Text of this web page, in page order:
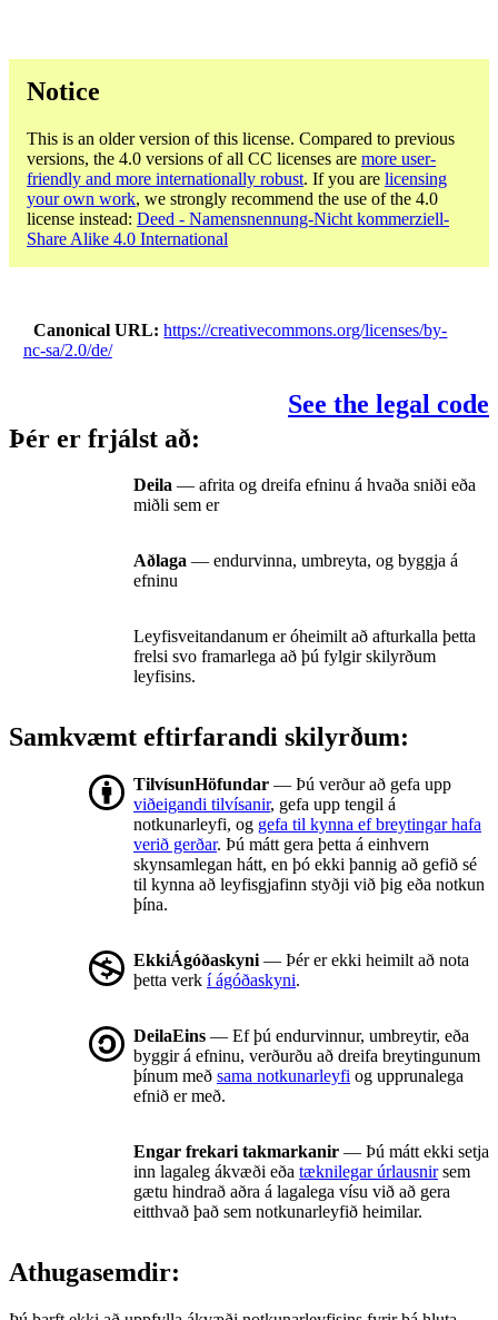
Notice
This is an older version of this license. Compared to previous
versions, the 4.0 versions of all CC licenses are more user-
friendly and more internationally robust. If you are licensing
your own work, we strongly recommend the use of the 4.0
license instead: Deed - Namensnennung-Nicht kommerziell-
Share Alike 4.0 International
Canonical URL
https://creativecommons.org/licenses/by-
nc-sa/2.0/de/
See the legal code
Þér er frjálst að:
Deila — afrita og dreifa efninu á hvaða sniði eða
miðli sem er
Aðlaga — endurvinna, umbreyta, og byggja á
efninu
Leyfisveitandanum er óheimilt að afturkalla þetta
frelsi svo framarlega að þú fylgir skilyrðum
leyfisins.
Samkvæmt eftirfarandi skilyrðum:
TilvísunHöfundar — Þú verður að gefa upp
viðeigandi tilvísanir, gefa upp tengil á
notkunarleyfi, og gefa til kynna ef breytingar hafa
verið gerðar. Þú mátt gera þetta á einhvern
skynsamlegan hátt, en þó ekki þannig að gefið sé
til kynna að leyfisgjafinn styðji við þig eða notkun
þína.
EkkiÁgóðaskyni — Þér er ekki heimilt að nota
þetta verk í ágóðaskyni.
DeilaEins — Ef þú endurvinnur, umbreytir, eða
byggir á efninu, verðurðu að dreifa breytingunum
þínum með sama notkunarleyfi og upprunalega
efnið er með.
Engar frekari takmarkanir — Þú mátt ekki setja
inn lagaleg ákvæði eða tæknilegar úrlausnirsem
gætu hindrað aðra á lagalega vísu við að gera
eitthvað það sem notkunarleyfið heimilar.
Athugasemdir: